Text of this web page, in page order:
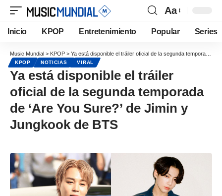
Aa
Inicio KPOP Entretenimiento Popular Series
Music Mundial > KPOP > Ya está disponible el tráiler oficial de la segunda temporada de ‘Are You Sure?’ de Jimin y Jungkook de BTS
KPOP NOTICIAS VIRAL
Ya está disponible el tráiler
oficial de la segunda temporada
de ‘Are You Sure?’ de Jimin y
Jungkook de BTS